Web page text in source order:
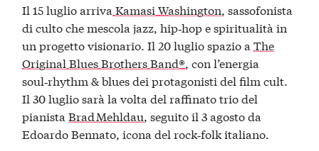
Il 15 luglio arriva Kamasi Washington, sassofonista
di culto che mescola jazz, hip‑hop e spiritualità in
un progetto visionario. Il 20 luglio spazio aThe
Original Blues Brothers Band®, con l’energia
soul‑rhythm & blues dei protagonisti del film cult.
Il 30 luglio sarà la volta del raffinato trio del
pianistaBrad Mehldau, seguito il 3 agosto da
Edoardo Bennato, icona del rock‑folk italiano.